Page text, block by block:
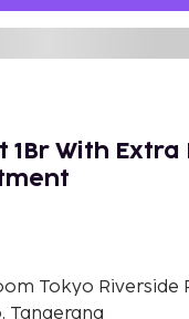
With Extra
Tokyo Riverside
Tangerang